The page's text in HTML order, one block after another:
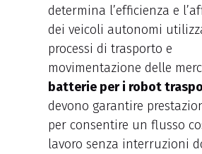
determina l’efficienza e
dei veicoli autonomi
processi di trasporto e
movimentazione delle
batterie per i robot
devono garantire
per consentire un flusso
lavoro senza interruzioni